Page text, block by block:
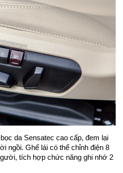
da Sensatec cao cấp, đem lại
ngồi. Ghế lái có thể chỉnh điện 8
tích hợp chức năng ghi nhớ 2